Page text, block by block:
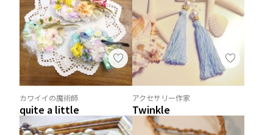
カワイイの魔術師
quite a little
アクセサリー作家
Twinkle